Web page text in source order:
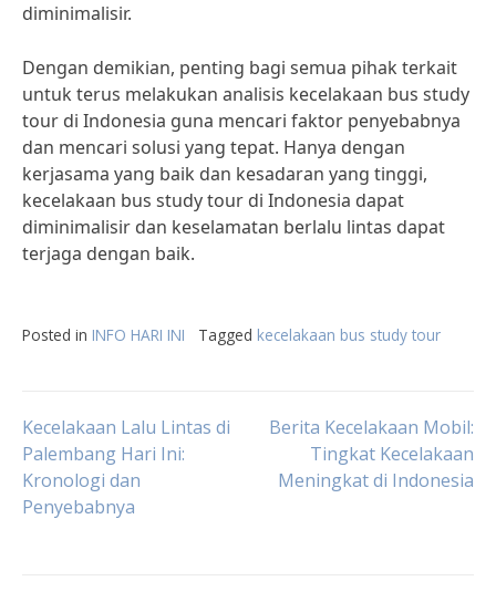
diminimalisir.
Dengan demikian, penting bagi semua pihak terkait
untuk terus melakukan analisis kecelakaan bus study
tour di Indonesia guna mencari faktor penyebabnya
dan mencari solusi yang tepat. Hanya dengan
kerjasama yang baik dan kesadaran yang tinggi,
kecelakaan bus study tour di Indonesia dapat
diminimalisir dan keselamatan berlalu lintas dapat
terjaga dengan baik.
Posted in INFO HARI INI Tagged kecelakaan bus study tour
Post
navigation
Kecelakaan Lalu Lintas di
Palembang Hari Ini:
Kronologi dan
Penyebabnya
Berita Kecelakaan Mobil:
Tingkat Kecelakaan
Meningkat di Indonesia